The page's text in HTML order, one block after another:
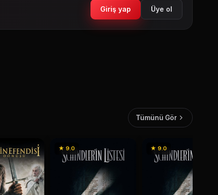
Giriş yap Üye ol
Tümünü Gör
★ 9.0 ★ 9.0